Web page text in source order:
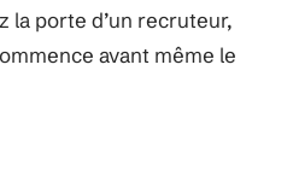
la porte d’un recruteur,
avant même le